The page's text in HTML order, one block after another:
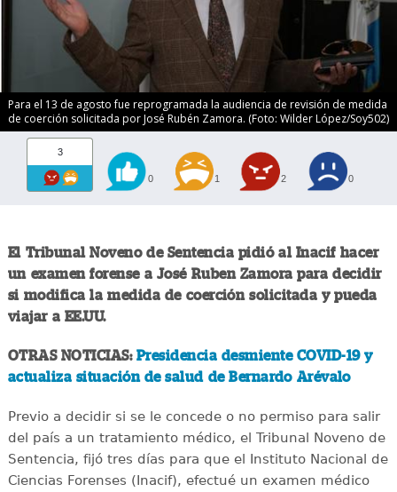
Para el 13 de agosto fue reprogramada la audiencia de revisión de medida
de coerción solicitada por José Rubén Zamora. (Foto: Wilder López/Soy502)
3
0 1 2 0
El Tribunal Noveno de Sentencia pidió al Inacif hacer
un examen forense a José Ruben Zamora para decidir
si modifica la medida de coerción solicitada y pueda
viajar a EE.UU.
OTRAS NOTICIAS: Presidencia desmiente COVID-19 y
actualiza situación de salud de Bernardo Arévalo
Previo a decidir si se le concede o no permiso para salir
del país a un tratamiento médico, el Tribunal Noveno de
Sentencia, fijó tres días para que el Instituto Nacional de
Ciencias Forenses (Inacif), efectué un examen médico